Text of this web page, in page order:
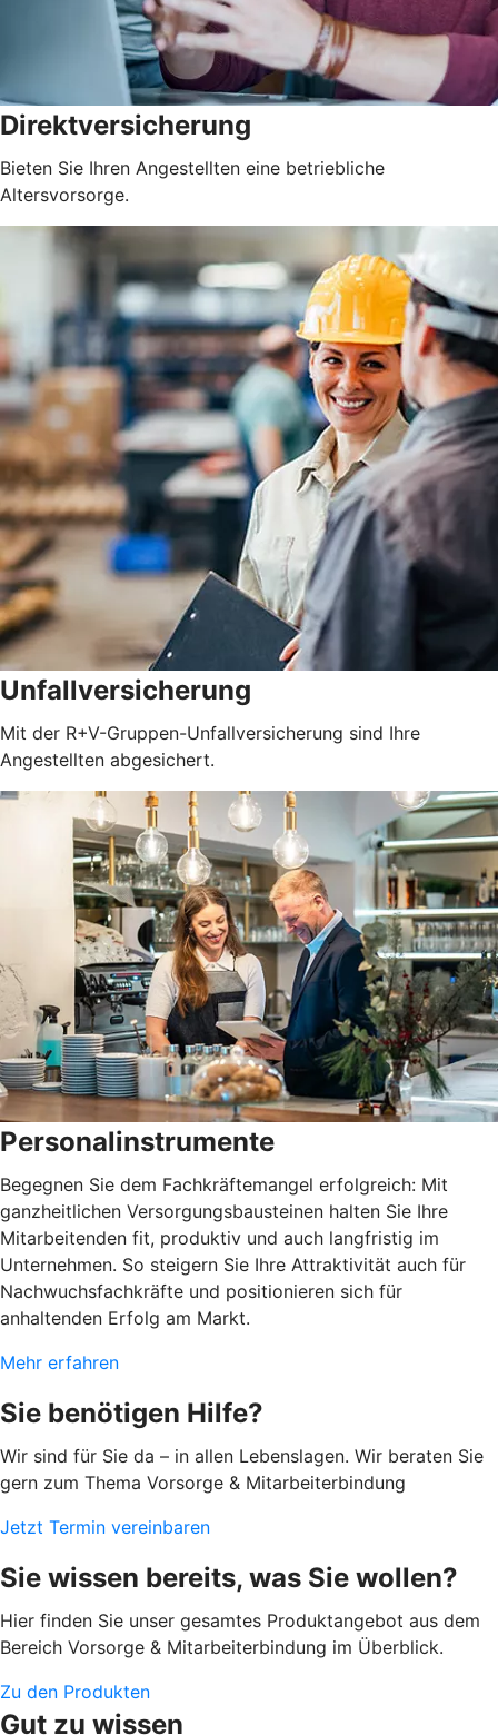
Direktversicherung
Bieten Sie Ihren Angestellten eine betriebliche
Altersvorsorge.
Unfallversicherung
Mit der R+V-Gruppen-Unfallversicherung sind Ihre
Angestellten abgesichert.
Personalinstrumente
Begegnen Sie dem Fachkräftemangel erfolgreich: Mit
ganzheitlichen Versorgungsbausteinen halten Sie Ihre
Mitarbeitenden fit, produktiv und auch langfristig im
Unternehmen. So steigern Sie Ihre Attraktivität auch für
Nachwuchsfachkräfte und positionieren sich für
anhaltenden Erfolg am Markt.
Mehr erfahren
Sie benötigen Hilfe?
Wir sind für Sie da – in allen Lebenslagen. Wir beraten Sie
gern zum Thema Vorsorge & Mitarbeiterbindung
Jetzt Termin vereinbaren
Sie wissen bereits, was Sie wollen?
Hier finden Sie unser gesamtes Produktangebot aus dem
Bereich Vorsorge & Mitarbeiterbindung im Überblick.
Zu den Produkten
Gut zu wissen